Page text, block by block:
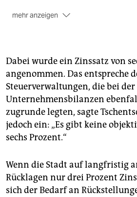
mehr anzeigen
Versorgungsansprüche und
Gesamtsummen:Den
Versorgungsansprüche gibt das
Hewitt an wie folgt: Zinssatz 6
Milliarden Euro. Zinssatz 5%:
4%: 34,170 Mrd. Zinssatz 3%:
Dabei wurde ein Zinssatz von
angenommen. Das entspreche
Steuerverwaltungen, die bei
Unternehmensbilanzen
zugrunde legten, sagte
jedoch ein: „Es gibt keine
sechs Prozent.“
Wenn die Stadt auf langfristig
Rücklagen nur drei Prozent
sich der Bedarf an